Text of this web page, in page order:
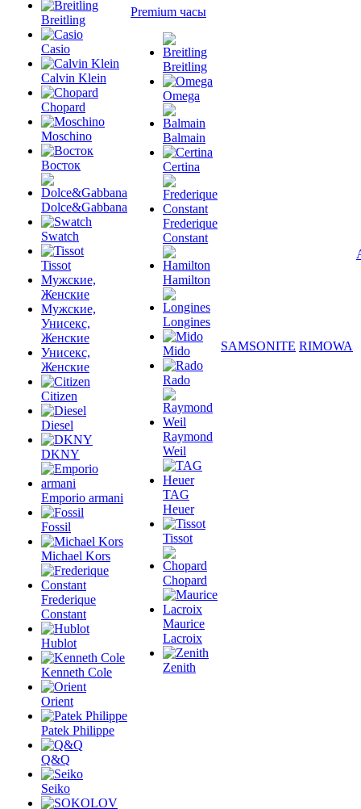
Breitling
Casio
Calvin Klein
Chopard
Moschino
Восток
Dolce&Gabbana
Swatch
Tissot
Мужские,
Женские
Мужские,
Унисекс,
Женские
Унисекс,
Женские
Citizen
Diesel
DKNY
Emporio armani
Fossil
Michael Kors
Frederique
Constant
Hublot
Kenneth Cole
Orient
Patek Philippe
Q&Q
Seiko
Premium часы
Breitling
Omega
Balmain
Certina
Frederique
Constant
Hamilton
Longines
Mido
Rado
Raymond
Weil
TAG
Heuer
Tissot
Chopard
Maurice
Lacroix
Zenith
SAMSONITE RIMOWA